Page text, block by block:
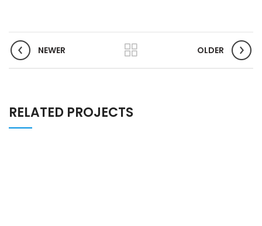
NEWER OLDER
RELATED PROJECTS